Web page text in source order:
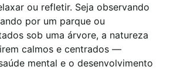
ou refletir. Seja observando
por um parque ou
sob uma árvore, a natureza
calmos e centrados —
mental e o desenvolvimento